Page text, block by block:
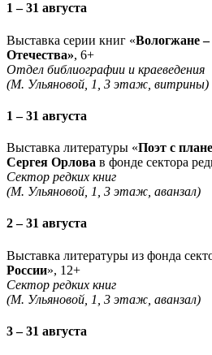
1 – 31 августа
Выставка серии книг «Вологжане
Отечества», 6+
Отдел библиографии и краеведения
(М. Ульяновой, 1, 3 этаж, витрины)
1 – 31 августа
Выставка литературы «Поэт с
Сергея Орлова в фонде сектора
Сектор редких книг
(М. Ульяновой, 1, 3 этаж, аванзал)
2 – 31 августа
Выставка литературы из фонда
России», 12+
Сектор редких книг
(М. Ульяновой, 1, 3 этаж, аванзал)
3 – 31 августа